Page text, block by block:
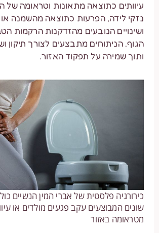
עיוותים כתוצאה מתאונות וטראומה של
נזקי לידה, הפרעות כתוצאה מהשמנה או
ושינויים הנובעים מהזדקנות הרקמות
הגוף. הניתוחים מתבצעים לצורך תיקון
ותוך שמירה על תפקוד האזור.
כירורגיה פלסטית של אברי המין הנשיים
שונים המבוצעים עקב פגעים מולדים או
מטראומה באזור